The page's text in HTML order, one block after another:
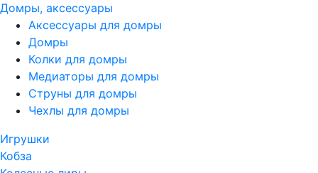
Домры, аксессуары
Аксессуары для домры
Домры
Колки для домры
Медиаторы для домры
Струны для домры
Чехлы для домры
Игрушки
Кобза